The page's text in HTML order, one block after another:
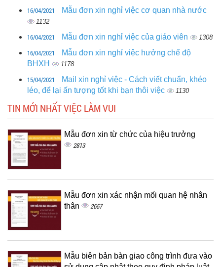
16/04/2021 Mẫu đơn xin nghỉ việc cơ quan nhà nước
1132
16/04/2021 Mẫu đơn xin nghỉ việc của giáo viên 1308
16/04/2021
Mẫu đơn xin nghỉ việc hưởng chế độ
BHXH
1178
15/04/2021
Mail xin nghỉ việc - Cách viết chuẩn, khéo
léo, để lại ấn tượng tốt khi bạn thôi việc
1130
TIN MỚI NHẤT VIỆC LÀM VUI
Mẫu đơn xin từ chức của hiệu trưởng
2813
Mẫu đơn xin xác nhận mối quan hệ nhân
thân
2657
Mẫu biên bản bàn giao công trình đưa vào